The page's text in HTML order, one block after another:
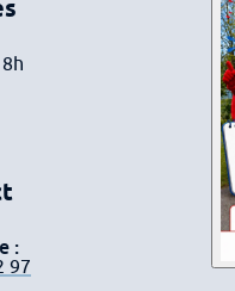
:
97